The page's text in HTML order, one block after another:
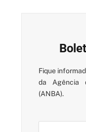
Fique
da Agência
(ANBA).